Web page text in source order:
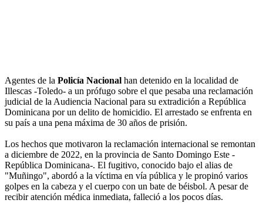
Agentes de la Policía Nacional han detenido en la localidad de
Illescas -Toledo- a un prófugo sobre el que pesaba una reclamación
judicial de la Audiencia Nacional para su extradición a República
Dominicana por un delito de homicidio. El arrestado se enfrenta en
su país a una pena máxima de 30 años de prisión.
Los hechos que motivaron la reclamación internacional se remontan
a diciembre de 2022, en la provincia de Santo Domingo Este -
República Dominicana-. El fugitivo, conocido bajo el alias de
"Muñingo", abordó a la víctima en vía pública y le propinó varios
golpes en la cabeza y el cuerpo con un bate de béisbol. A pesar de
recibir atención médica inmediata, falleció a los pocos días.